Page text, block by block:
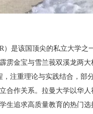
）是该国顶尖的私立大学之
雳金宝与雪兰莪双溪龙两
，注重理论与实践结合，
合作关系。拉曼大学以华
生追求高质量教育的热门选